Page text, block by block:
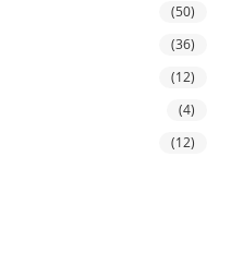
(50)
(36)
(12)
(4)
(12)